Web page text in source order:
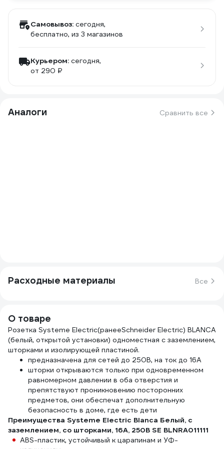
Самовывоз: сегодня,
бесплатно, из 3 магазинов
Курьером: сегодня,
от 290 ₽
Аналоги Сравнить все
Расходные материалы Все
О товаре
Розетка Systeme Electric(ранееSchneider Electric) BLANCA
(белый, открытой установки) одноместная с заземлением,
шторками и изолирующей пластиной.
предназначена для сетей до 250В, на ток до 16А
шторки открываются только при одновременном
равномерном давлении в оба отверстия и
препятствуют проникновению посторонних
предметов, они обеспечат дополнительную
безопасность в доме, где есть дети
Преимущества Systeme Electric Blanca Белый, с
заземлением, со шторками, 16А, 250В SE BLNRA011111
ABS-пластик, устойчивый к царапинам и УФ-